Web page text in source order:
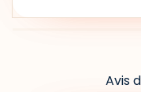
Avis